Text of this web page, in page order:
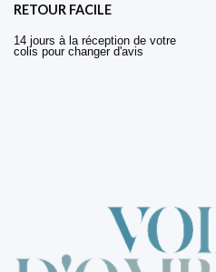
RETOUR FACILE
14 jours à la réception de votre
colis pour changer d'avis